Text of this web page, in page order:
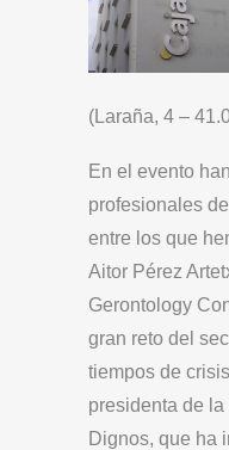
(Laraña, 4 –
En el evento
profesionales
entre los que
Aitor Pérez
Gerontology
gran reto del
tiempos de
presidenta de
Dignos, que ha